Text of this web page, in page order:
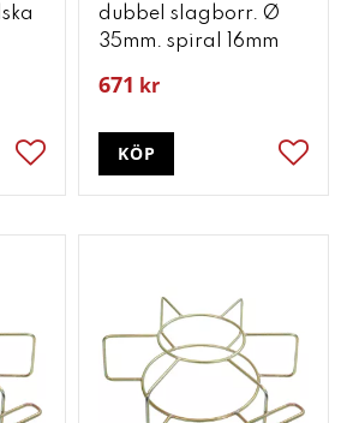
Lägg till i favoriter
dubbel slagborr. Ø
35mm. spiral 16mm
671 kr
KÖP